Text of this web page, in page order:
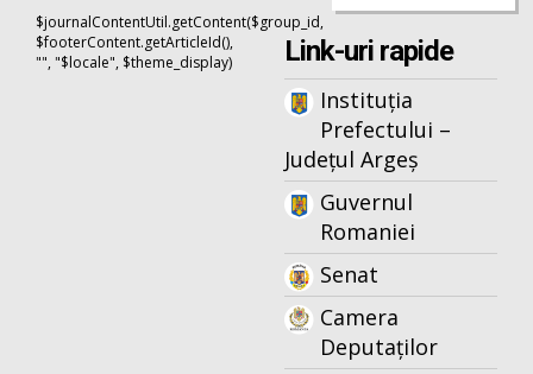
$journalContentUtil.getContent($group_id,
$footerContent.getArticleId(),
"", "$locale", $theme_display)
Link-uri rapide
Instituția
Prefectului –
Județul Argeș
Guvernul
Romaniei
Senat
Camera
Deputaților